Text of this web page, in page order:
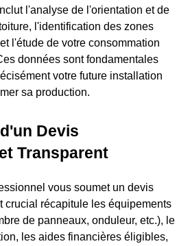
l'analyse de l'orientation et de
l'identification des zones
l'étude de votre consommation
données sont fondamentales
votre future installation
sa production.
Devis
Transparent
vous soumet un devis
crucial récapitule les équipements
de panneaux, onduleur, etc.), le
les aides financières éligibles,